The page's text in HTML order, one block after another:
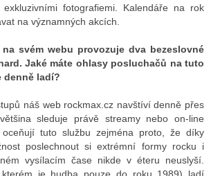
fotografiemi. Kalendáře na rok
na významných akcích.
na svém webu provozuje dva bezeslovné
Jaké máte ohlasy posluchačů na tuto
denně ladí?
náš web rockmax.cz navštíví denně přes
sleduje právě streamy nebo on-line
oceňují tuto službu zejména proto, že díky
poslechnout si extrémní formy rocku i
vysílacím čase nikde v éteru neuslyší.